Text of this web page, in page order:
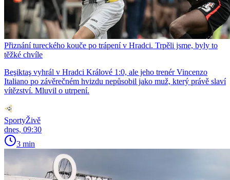
Přiznání tureckého kouče po trápení v Hradci. Trpěli jsme, byly to
těžké chvíle
Beşiktaş vyhrál v Hradci Králové 1:0, ale jeho trenér Vincenzo
Italiano po závěrečném hvizdu nepůsobil jako muž, který právě slaví
vítězství. Mluvil o utrpení.
SportyŽivě
dnes, 09:30
3 min